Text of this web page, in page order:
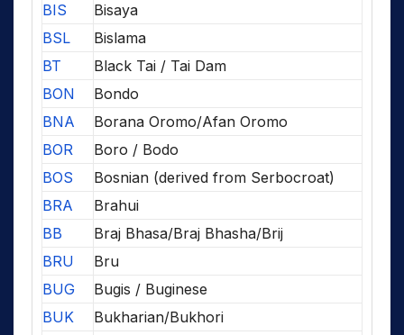
BIS
Bisaya
BSL
Bislama
BT
Black Tai / Tai Dam
BON
Bondo
BNA
Borana Oromo/Afan Oromo
BOR
Boro / Bodo
BOS
Bosnian (derived from Serbocroat)
BRA
Brahui
BB
Braj Bhasa/Braj Bhasha/Brij
BRU
Bru
BUG
Bugis / Buginese
BUK
Bukharian/Bukhori